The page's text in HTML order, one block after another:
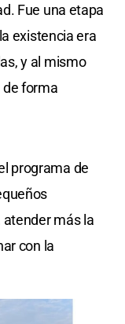
Fue una etapa
existencia era
y al mismo
de forma
programa de
más la
con la